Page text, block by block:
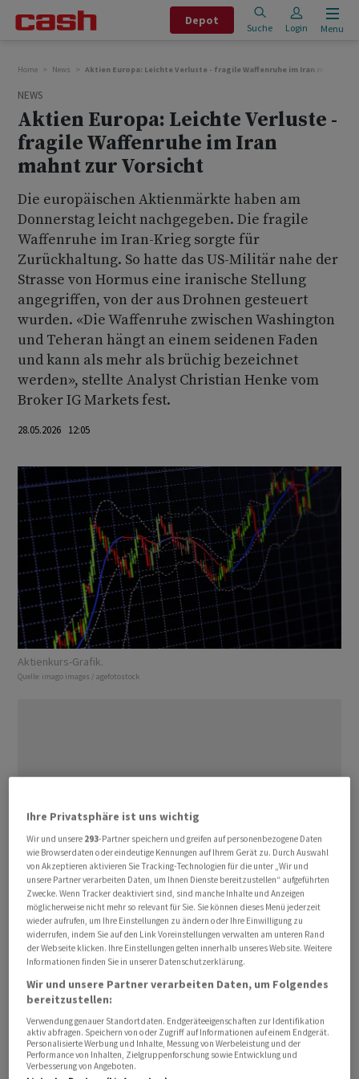
Depot
Suche Login Menu
Home News Aktien Europa: Leichte Verluste - fragile Waffenruhe im Iran mahnt
NEWS
Aktien Europa: Leichte Verluste -
fragile Waffenruhe im Iran
mahnt zur Vorsicht
Die europäischen Aktienmärkte haben am
Donnerstag leicht nachgegeben. Die fragile
Waffenruhe im Iran-Krieg sorgte für
Zurückhaltung. So hatte das US-Militär nahe der
Strasse von Hormus eine iranische Stellung
angegriffen, von der aus Drohnen gesteuert
wurden. «Die Waffenruhe zwischen Washington
und Teheran hängt an einem seidenen Faden
und kann als mehr als brüchig bezeichnet
werden», stellte Analyst Christian Henke vom
Broker IG Markets fest.
28.05.2026 12:05
Aktienkurs-Grafik.
Quelle: imago images / agefotostock
Der EuroStoxx 50 sank am Mittag um 0,1 Prozent auf
6.064,47 Punkte. Ausserhalb der Eurozone notierte der
Punkten. Der Schweizer SMI stand ein Prozent im Minus
bei 13.492,09 Punkten.
Ihre Privatsphäre ist uns wichtig
Wir und unsere 293-Partner speichern und greifen auf personenbezogene Daten
wie Browserdaten oder eindeutige Kennungen auf Ihrem Gerät zu. Durch Auswahl
von Akzeptieren aktivieren Sie Tracking-Technologien für die unter „Wir und
unsere Partner verarbeiten Daten, um Ihnen Dienste bereitzustellen“ aufgeführten
Zwecke. Wenn Tracker deaktiviert sind, sind manche Inhalte und Anzeigen
möglicherweise nicht mehr so relevant für Sie. Sie können dieses Menü jederzeit
wieder aufrufen, um Ihre Einstellungen zu ändern oder Ihre Einwilligung zu
widerrufen, indem Sie auf den Link Voreinstellungen verwalten am unteren Rand
der Webseite klicken. Ihre Einstellungen gelten innerhalb unseres Website. Weitere
Informationen finden Sie in unserer Datenschutzerklärung.
Wir und unsere Partner verarbeiten Daten, um Folgendes
bereitzustellen:
Verwendung genauer Standortdaten. Endgeräteeigenschaften zur Identifikation
aktiv abfragen. Speichern von oder Zugriff auf Informationen auf einem Endgerät.
Personalisierte Werbung und Inhalte, Messung von Werbeleistung und der
Performance von Inhalten, Zielgruppenforschung sowie Entwicklung und
Verbesserung von Angeboten.